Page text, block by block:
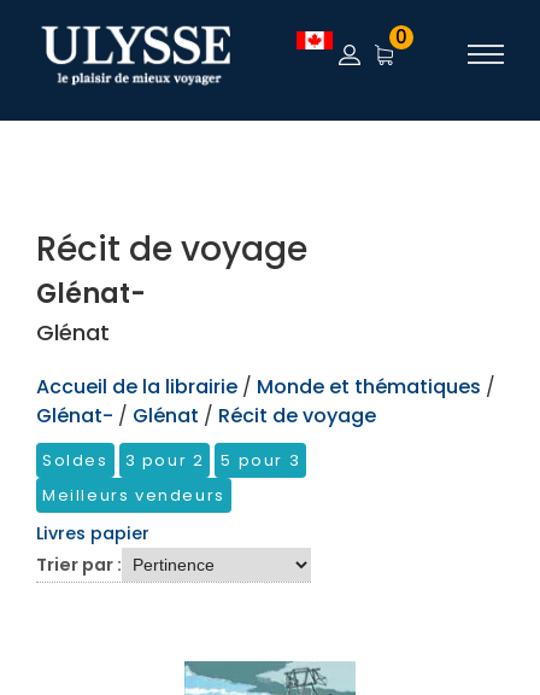
TEST 0
Récit de voyage
Glénat-
Glénat
Accueil de la librairie / Monde et thématiques /
Glénat- / Glénat / Récit de voyage
Soldes 3 pour 2
5 pour 3
Meilleurs vendeurs
Livres papier
Trier par :